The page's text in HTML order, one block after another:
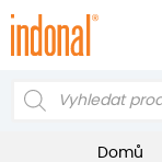
Products
Domů